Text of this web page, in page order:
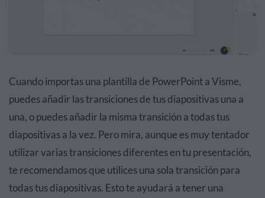
Cuando importas una plantilla de PowerPoint a Visme,
puedes añadir las transiciones de tus diapositivas una a
una, o puedes añadir la misma transición a todas tus
diapositivas a la vez. Pero mira, aunque es muy tentador
utilizar varias transiciones diferentes en tu presentación,
te recomendamos que utilices una sola transición para
todas tus diapositivas. Esto te ayudará a tener una